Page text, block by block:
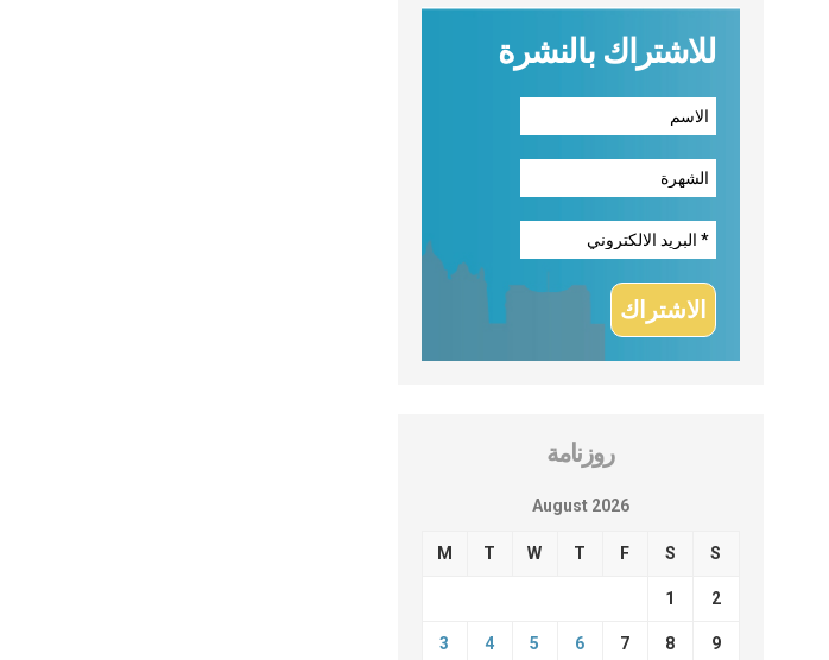
للاشتراك بالنشرة
روزنامة
August 2026
M T W T F S S
1 2
3 4 5 6 7 8 9